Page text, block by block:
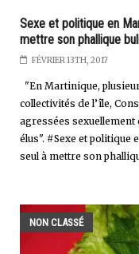
Sexe et politique en
mettre son phallique
FÉVRIER 13TH, 2017
"En Martinique,
collectivités de l’île,
agressées
élus". #Sexe et politique
seul à mettre son
NON CLASSÉ